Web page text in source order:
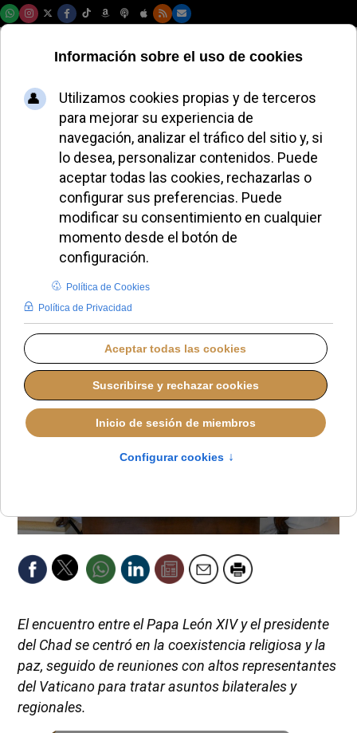
El Papa León XIV se
reúne con el
presidente del Chad
en el Vaticano
ALMUDENA RODRIGO
PAPA LEÓN XIV
JUEVES, 16 OCTUBRE 2025 23:50
El encuentro entre el Papa León XIV y el presidente
del Chad se centró en la coexistencia religiosa y la
paz, seguido de reuniones con altos representantes
del Vaticano para tratar asuntos bilaterales y
regionales.